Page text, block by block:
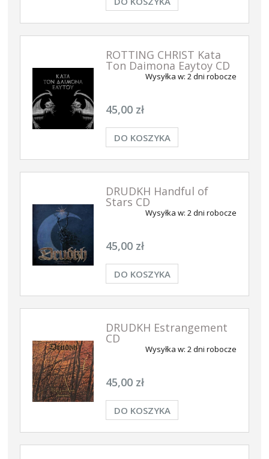
ROTTING CHRIST Kata
Ton Daimona Eaytoy CD
Wysyłka w: 2 dni robocze
45,00 zł
DO KOSZYKA
DRUDKH Handful of
Stars CD
Wysyłka w: 2 dni robocze
45,00 zł
DO KOSZYKA
DRUDKH Estrangement
CD
Wysyłka w: 2 dni robocze
45,00 zł
DO KOSZYKA